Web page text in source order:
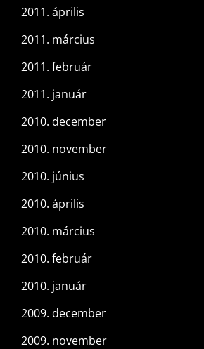
2011. április
2011. március
2011. február
2011. január
2010. december
2010. november
2010. június
2010. április
2010. március
2010. február
2010. január
2009. december
2009. november